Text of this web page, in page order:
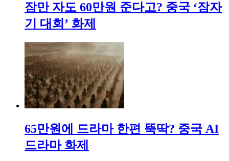
잠만 자도 60만원 준다고? 중국 ‘잠자
기 대회’ 화제
65만원에 드라마 한편 뚝딱? 중국 AI
드라마 화제